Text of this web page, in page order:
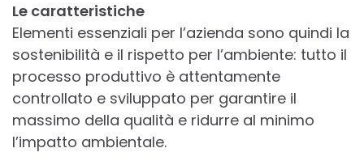
Le caratteristiche
Elementi essenziali per l’azienda sono quindi la
sostenibilità e il rispetto per l’ambiente: tutto il
processo produttivo è attentamente
controllato e sviluppato per garantire il
massimo della qualità e ridurre al minimo
l’impatto ambientale.